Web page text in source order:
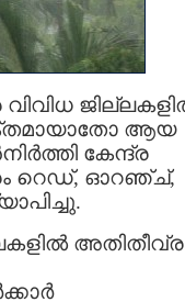
ആയ
കേന്ദ്ര
റെഡ്, ഓറഞ്ച്,
അതിതീവ്ര